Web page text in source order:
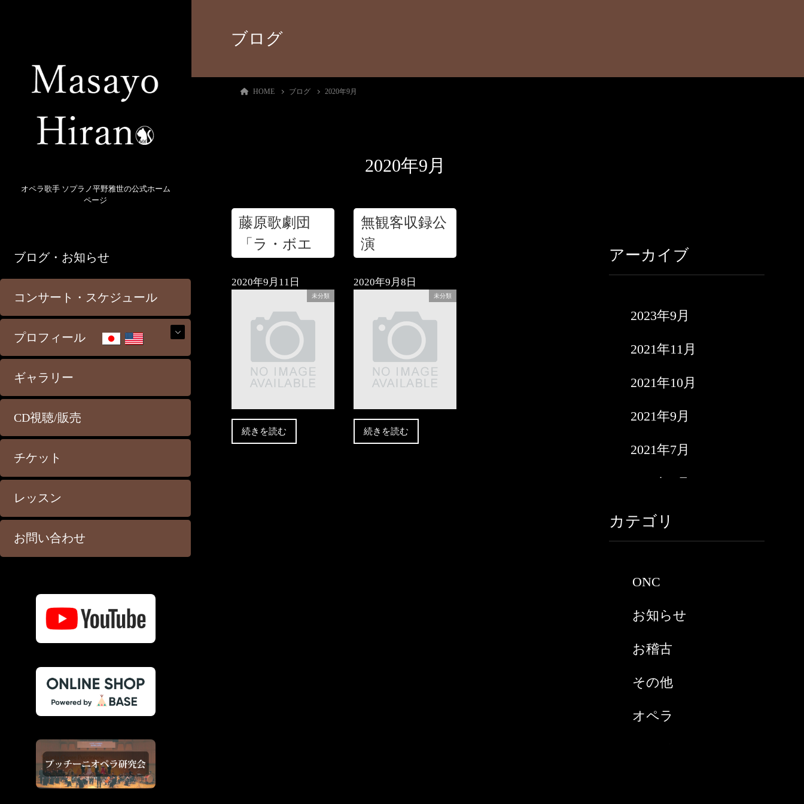
オペラ歌手 ソプラノ平野雅世の公式ホーム
ページ
ブログ・お知らせ
コンサート・スケジュール
プロフィール
ギャラリー
CD視聴/販売
チケット
レッスン
お問い合わせ
ブログ
HOME ブログ 2020年9月
2020年9月
藤原歌劇団
「ラ・ボエー
2020年9月11日
未分類
続きを読む
無観客収録公
演
2020年9月8日
未分類
続きを読む
アーカイブ
2023年9月
2021年11月
2021年10月
2021年9月
2021年7月
2021年6月
2021年5月
2021年2月
2021年1月
2020年9月
2020年8月
2020年7月
カテゴリ
ONC
お知らせ
お稽古
その他
オペラ